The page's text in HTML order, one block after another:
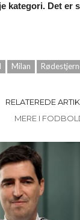
kategori. Det er
Milan
RELATEREDE
MERE I